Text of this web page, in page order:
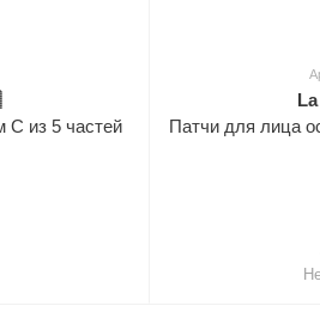
С из 5 частей
Патчи для лица